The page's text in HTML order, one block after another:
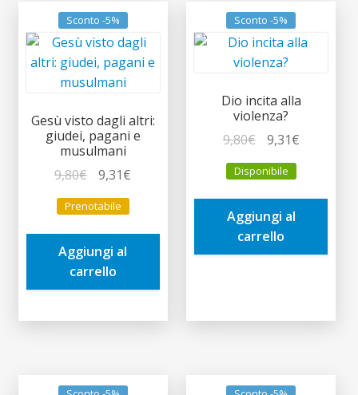
Sconto -5%
Gesù visto dagli altri:
giudei, pagani e
musulmani
9,80€
prezzo
originale
era:
9,80€.
9,31€
è:
Prenotabile
Aggiungi al
carrello
Sconto -5%
Dio incita alla
violenza?
9,80€
prezzo
originale
era:
9,80€.
9,31€Il
è:
Disponibile
Aggiungi al
carrello